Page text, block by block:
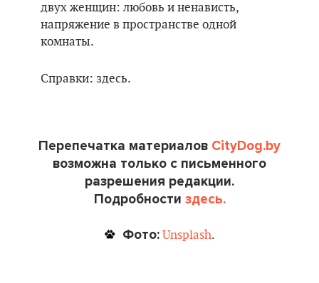
двух женщин: любовь и ненависть,
напряжение в пространстве одной
комнаты.
Справки: здесь.
Перепечатка материалов CityDog.by
возможна только с письменного
разрешения редакции.
Подробности здесь.
Фото: Unsplash.